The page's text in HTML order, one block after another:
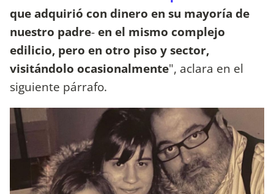
que adquirió con dinero en su mayoría de
nuestro padre- en el mismo complejo
edilicio, pero en otro piso y sector,
visitándolo ocasionalmente", aclara en el
siguiente párrafo.